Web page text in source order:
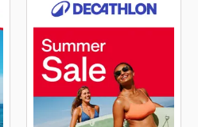
Bescheid.